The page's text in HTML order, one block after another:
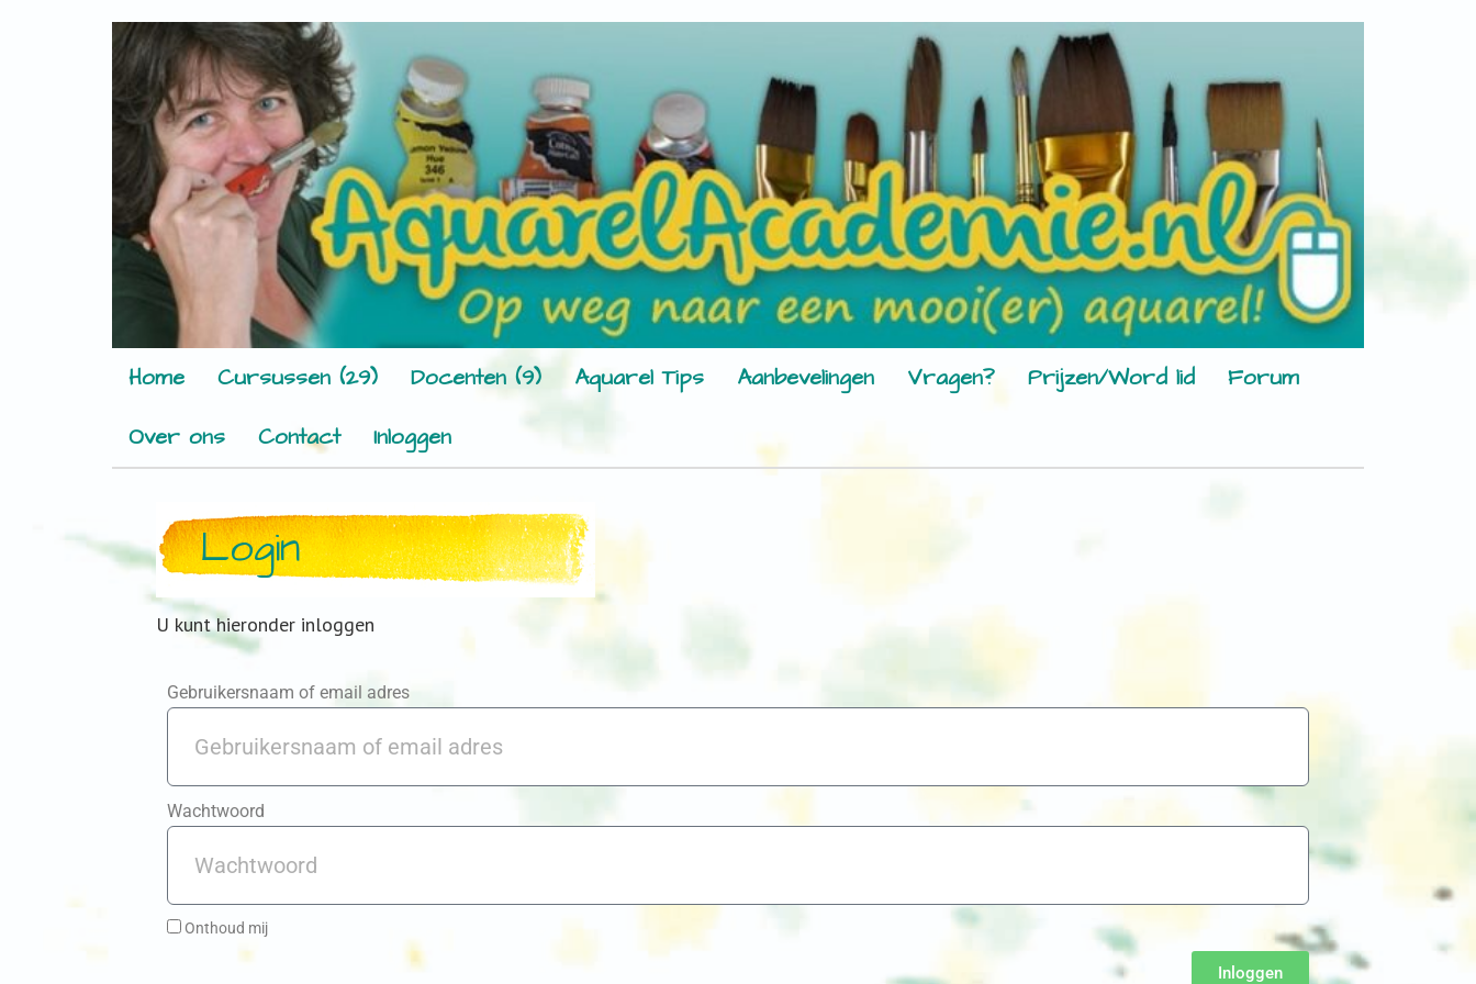
Home Cursussen (29) Docenten (9) Aquarel Tips Aanbevelingen Vragen? Prijzen/Word lid
Forum
Over ons
Contact Inloggen
Login
U kunt hieronder inloggen
Gebruikersnaam of email adres
Wachtwoord
Onthoud mij
Inloggen